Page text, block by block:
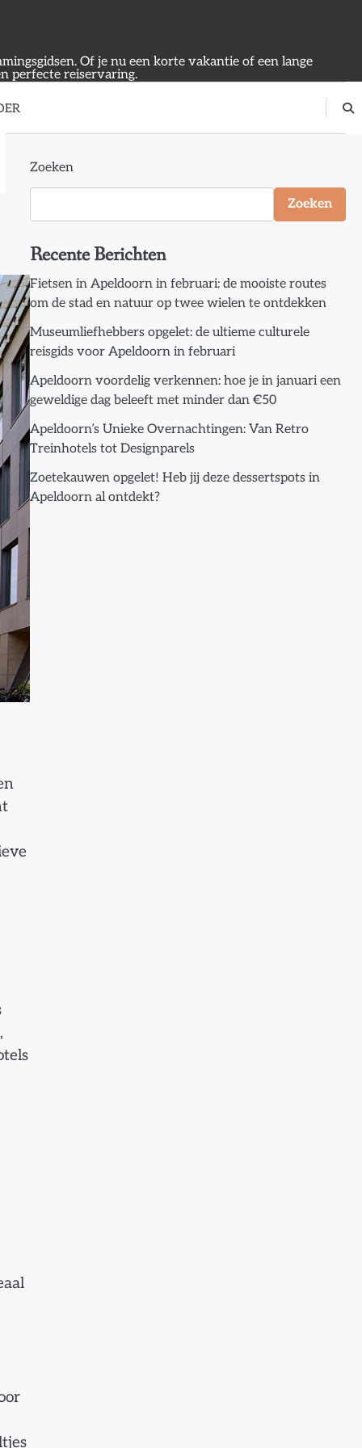
Of je nu een korte vakantie of een lange
perfecte reiservaring.
Zoeken
Zoeken
Recente Berichten
Fietsen in Apeldoorn in februari: de mooiste routes
om de stad en natuur op twee wielen te ontdekken
Museumliefhebbers opgelet: de ultieme culturele
reisgids voor Apeldoorn in februari
Apeldoorn voordelig verkennen: hoe je in januari een
geweldige dag beleeft met minder dan €50
Apeldoorn’s Unieke Overnachtingen: Van Retro
Treinhotels tot Designparels
Zoetekauwen opgelet! Heb jij deze dessertspots in
Apeldoorn al ontdekt?